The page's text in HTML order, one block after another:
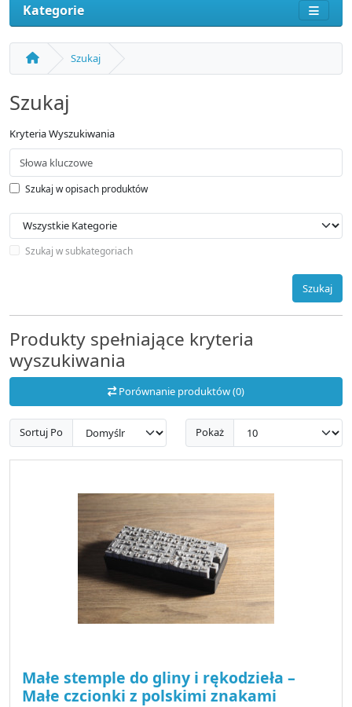
Kategorie
Szukaj
Szukaj
Kryteria Wyszukiwania
Szukaj w opisach produktów
Szukaj w subkategoriach
Szukaj
Produkty spełniające kryteria
wyszukiwania
Porównanie produktów (0)
Sortuj Po Pokaż
Małe stemple do gliny i rękodzieła –
Małe czcionki z polskimi znakami